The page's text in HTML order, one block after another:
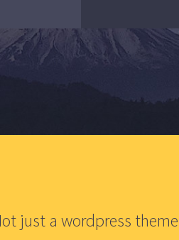
just a wordpress